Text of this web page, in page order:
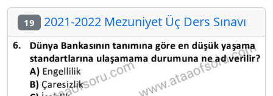
19 2021-2022 Mezuniyet Üç Ders Sınavı